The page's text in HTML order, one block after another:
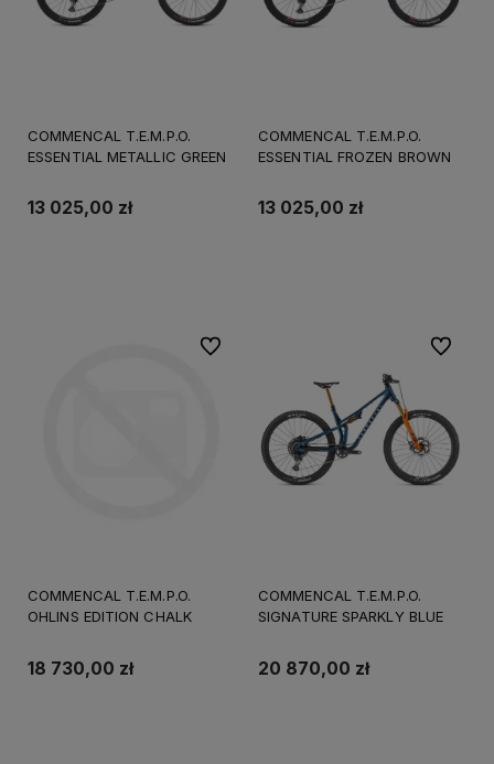
COMMENCAL T.E.M.P.O.
ESSENTIAL METALLIC GREEN
13 025,00 zł
COMMENCAL T.E.M.P.O.
ESSENTIAL FROZEN BROWN
13 025,00 zł
COMMENCAL T.E.M.P.O.
OHLINS EDITION CHALK
18 730,00 zł
Do ulubionych
COMMENCAL T.E.M.P.O.
SIGNATURE SPARKLY BLUE
20 870,00 zł
Do